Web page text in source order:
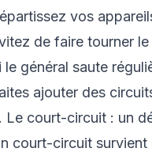
vos
de faire tourner
le général saute
ajouter des
Le court-circuit : un
court-circuit survient